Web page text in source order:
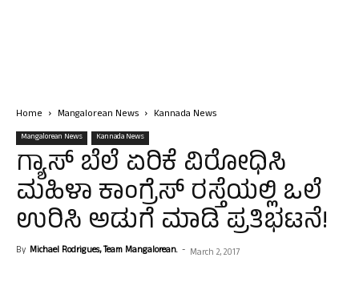
Home Mangalorean News Kannada News
Mangalorean News Kannada News
ಗ್ಯಾಸ್ ಬೆಲೆ ಏರಿಕೆ ವಿರೋಧಿಸಿ
ಮಹಿಳಾ ಕಾಂಗ್ರೆಸ್ ರಸ್ತೆಯಲ್ಲಿ ಒಲೆ
ಉರಿಸಿ ಅಡುಗೆ ಮಾಡಿ ಪ್ರತಿಭಟನೆ!
By Michael Rodrigues, Team Mangalorean. - March 2, 2017